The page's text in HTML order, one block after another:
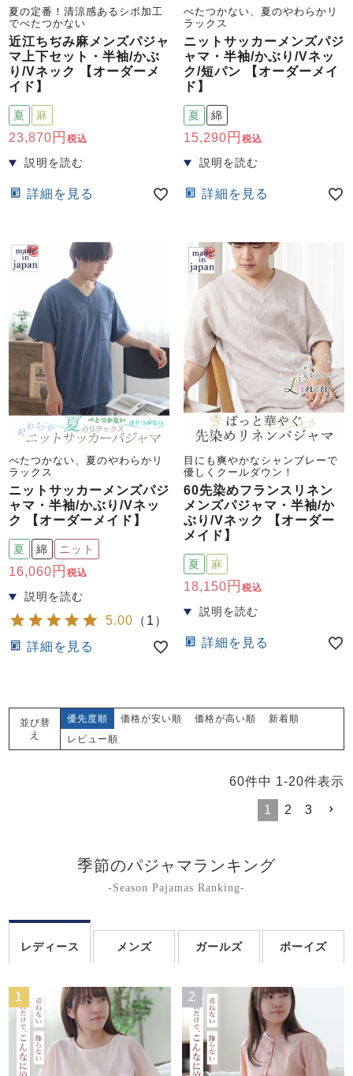
夏の定番！清涼感あるシボ加工
でべたつかない
近江ちぢみ麻メンズパジャ
マ上下セット・半袖/かぶ
り/Vネック 【オーダーメ
イド】
夏 麻
23,870 税込
詳細を見る
べたつかない、夏のやわらかリ
ラックス
ニットサッカーメンズパジ
ャマ・半袖/かぶり/Vネッ
ク/短パン 【オーダーメイ
ド】
夏 綿
15,290 税込
詳細を見る
べたつかない、夏のやわらかリ
ラックス
ニットサッカーメンズパジ
ャマ・半袖/かぶり/Vネッ
ク 【オーダーメイド】
夏 綿 ニット
16,060 税込
5.00 （ 1 ）
詳細を見る
目にも爽やかなシャンブレーで
優しくクールダウン！
60先染めフランスリネン
メンズパジャマ・半袖/か
ぶり/Vネック 【オーダー
メイド】
夏 麻
18,150 税込
詳細を見る
並び替
え
優先度順 価格が安い順 価格が高い順
新着順
レビュー順
60件中 1-20件表示
1 2 3
季節のパジャマランキング
-Season Pajamas Ranking-
レディース メンズ ガールズ ボーイズ
1 2